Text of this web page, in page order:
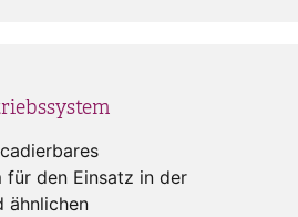
für den Einsatz in der
ähnlichen